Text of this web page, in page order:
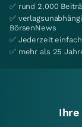
✅ rund 2.000
✅
BörsenNews
✅ Jederzeit
✅ mehr als 25
Ihre